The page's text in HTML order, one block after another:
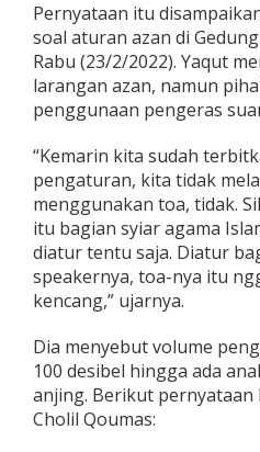
o
a
M
a
s
j
d
d
n
A
n
a
l
o
i
G
o
Pernyataan itu
soal aturan azan di
Rabu (23/2/2022). Yaqut
larangan azan, namun
penggunaan pengeras
“Kemarin kita sudah
pengaturan, kita tidak
menggunakan toa, tidak.
itu bagian syiar agama
diatur tentu saja. Diatur
speakernya, toa-nya itu
kencang,” ujarnya.
Dia menyebut volume
100 desibel hingga ada
anjing. Berikut pernyataan
Cholil Qoumas: